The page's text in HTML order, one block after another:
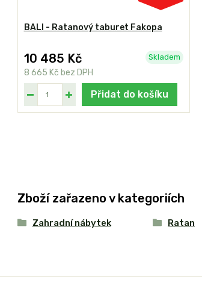
BALI - Ratanový taburet Fakopa
10 485 Kč
8 665 Kč bez DPH
Skladem
Přidat do košíku
Zboží zařazeno v kategoriích
Zahradní nábytek Ratan